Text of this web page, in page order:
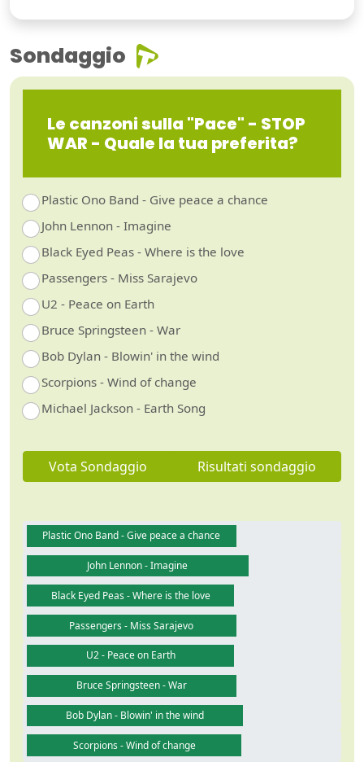
Sondaggio
Le canzoni sulla "Pace" - STOP
WAR - Quale la tua preferita?
Plastic Ono Band - Give peace a chance
John Lennon - Imagine
Black Eyed Peas - Where is the love
Passengers - Miss Sarajevo
U2 - Peace on Earth
Bruce Springsteen - War
Bob Dylan - Blowin' in the wind
Scorpions - Wind of change
Michael Jackson - Earth Song
Vota Sondaggio Risultati sondaggio
Plastic Ono Band - Give peace a chance
John Lennon - Imagine
Black Eyed Peas - Where is the love
Passengers - Miss Sarajevo
U2 - Peace on Earth
Bruce Springsteen - War
Bob Dylan - Blowin' in the wind
Scorpions - Wind of change